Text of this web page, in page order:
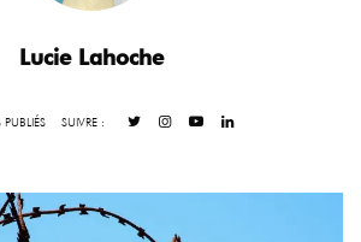
Lucie Lahoche
PUBLIÉS SUIVRE :